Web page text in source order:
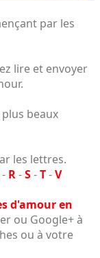
par les
lire et envoyer
beaux
les lettres.
- R-S-T-V
d'amour en
ou Google+ à
ou à votre